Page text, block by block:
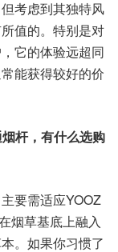
考虑到其独特风
值的。特别是对
它的体验远超同
能获得较好的价
杆，有什么选购
要需适应YOOZ
烟草基底上融入
。如果你习惯了